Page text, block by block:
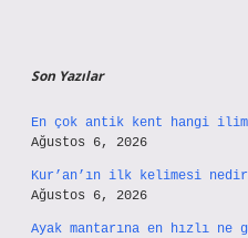
Son Yazılar
En çok antik kent hangi
Ağustos 6, 2026
Kur’an’ın ilk kelimesi
Ağustos 6, 2026
Ayak mantarına en hızlı